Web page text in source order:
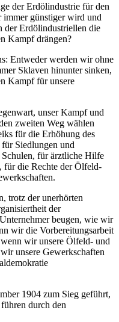
der Erdölindustrie für den
immer günstiger wird und
der Erdölindustriellen die
Kampf drängen?
Entweder werden wir ohne
Sklaven hinunter sinken,
Kampf für unsere
unser Kampf und
zweiten Weg wählen
für die Erhöhung des
Siedlungen und
für ärztliche Hilfe
für die Rechte der Ölfeld-
trotz der unerhörten
der
beugen, wie wir
wir die Vorbereitungsarbeit
wir unsere Ölfeld- und
unsere Gewerkschaften
1904 zum Sieg geführt,
durch den